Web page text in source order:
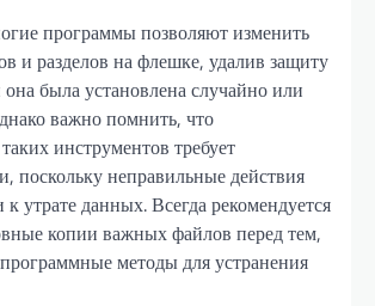
программы позволяют изменить
и разделов на флешке, удалив защиту
она была установлена случайно или
важно помнить, что
инструментов требует
поскольку неправильные действия
утрате данных. Всегда рекомендуется
копии важных файлов перед тем,
методы для устранения